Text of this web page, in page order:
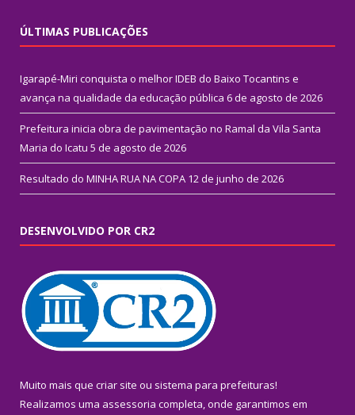
ÚLTIMAS PUBLICAÇÕES
Igarapé-Miri conquista o melhor IDEB do Baixo Tocantins e
avança na qualidade da educação pública 6 de agosto de 2026
Prefeitura inicia obra de pavimentação no Ramal da Vila Santa
Maria do Icatu 5 de agosto de 2026
Resultado do MINHA RUA NA COPA 12 de junho de 2026
DESENVOLVIDO POR CR2
Muito mais que criar site ou sistema para prefeituras!
Realizamos uma assessoria completa, onde garantimos em